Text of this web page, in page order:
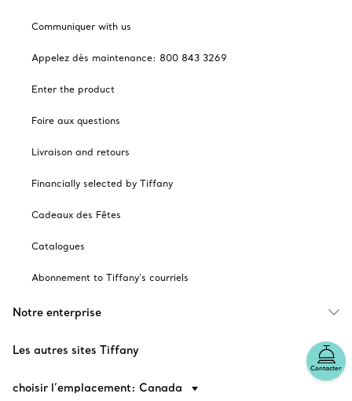
Contacter
Communiquer with us
Appelez dès maintenance: 800 843 3269
Enter the product
Foire aux questions
Livraison and retours
Financially selected by Tiffany
Cadeaux des Fêtes
Catalogues
Abonnement to Tiffany's courriels
Notre enterprise
Les autres sites Tiffany
choisir l’emplacement: Canada